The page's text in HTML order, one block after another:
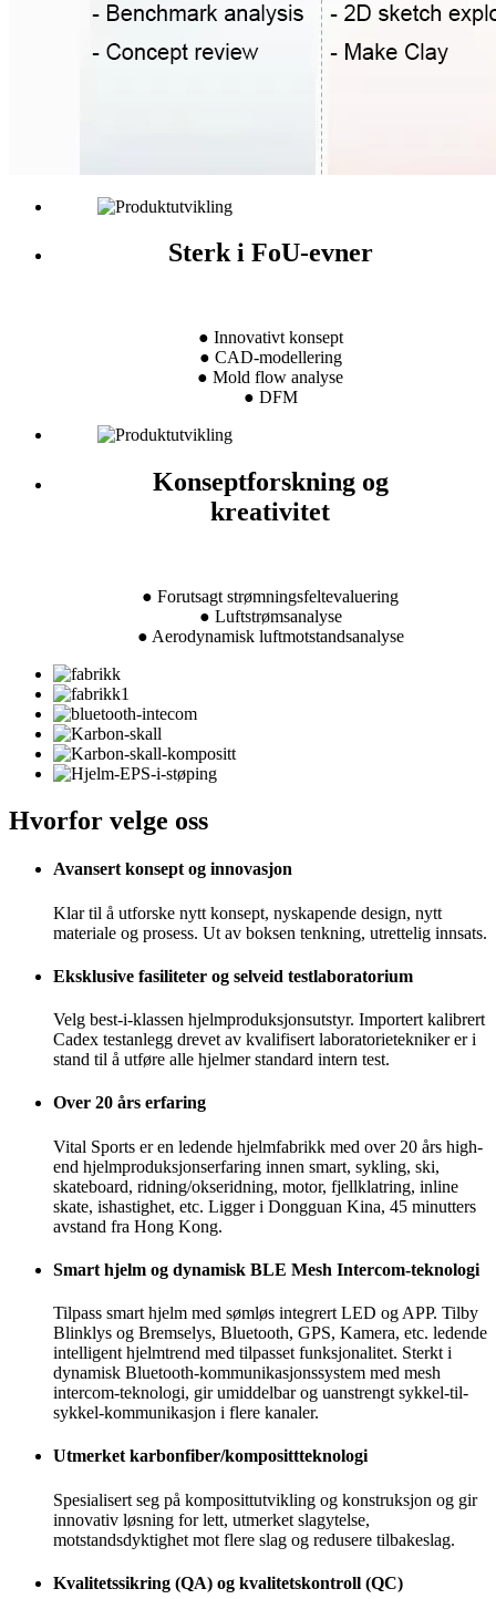
Sterk i FoU-evner
● Innovativt konsept
● CAD-modellering
● Mold flow analyse
● DFM
Konseptforskning og
kreativitet
● Forutsagt strømningsfeltevaluering
● Luftstrømsanalyse
● Aerodynamisk luftmotstandsanalyse
Hvorfor velge oss
Avansert konsept og innovasjon
Klar til å utforske nytt konsept, nyskapende design, nytt
materiale og prosess. Ut av boksen tenkning, utrettelig innsats.
Eksklusive fasiliteter og selveid testlaboratorium
Velg best-i-klassen hjelmproduksjonsutstyr. Importert kalibrert
Cadex testanlegg drevet av kvalifisert laboratorietekniker er i
stand til å utføre alle hjelmer standard intern test.
Over 20 års erfaring
Vital Sports er en ledende hjelmfabrikk med over 20 års high-
end hjelmproduksjonserfaring innen smart, sykling, ski,
skateboard, ridning/okseridning, motor, fjellklatring, inline
skate, ishastighet, etc. Ligger i Dongguan Kina, 45 minutters
avstand fra Hong Kong.
Smart hjelm og dynamisk BLE Mesh Intercom-teknologi
Tilpass smart hjelm med sømløs integrert LED og APP. Tilby
Blinklys og Bremselys, Bluetooth, GPS, Kamera, etc. ledende
intelligent hjelmtrend med tilpasset funksjonalitet. Sterkt i
dynamisk Bluetooth-kommunikasjonssystem med mesh
intercom-teknologi, gir umiddelbar og uanstrengt sykkel-til-
sykkel-kommunikasjon i flere kanaler.
Utmerket karbonfiber/komposittteknologi
Spesialisert seg på komposittutvikling og konstruksjon og gir
innovativ løsning for lett, utmerket slagytelse,
motstandsdyktighet mot flere slag og redusere tilbakeslag.
Kvalitetssikring (QA) og kvalitetskontroll (QC)